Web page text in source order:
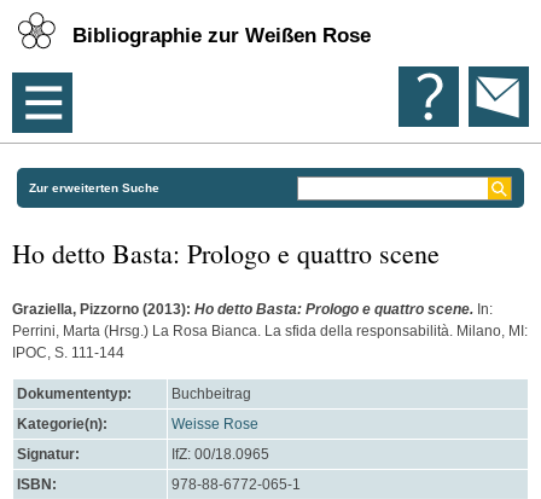
Bibliographie zur Weißen Rose
Zur erweiterten Suche
Ho detto Basta: Prologo e quattro scene
Graziella, Pizzorno (2013): Ho detto Basta: Prologo e quattro scene. In:
Perrini, Marta (Hrsg.) La Rosa Bianca. La sfida della responsabilità. Milano, MI:
IPOC, S. 111-144
Dokumententyp:
Buchbeitrag
Kategorie(n):
Weisse Rose
Signatur:
IfZ: 00/18.0965
ISBN:
978-88-6772-065-1